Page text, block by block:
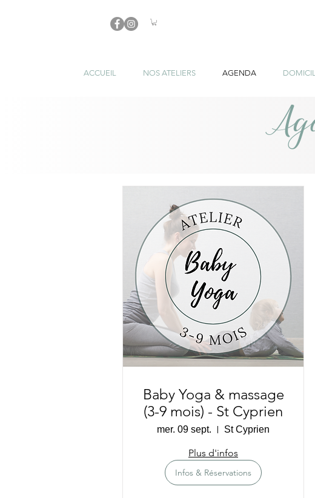
ACCUEIL NOS ATELIERS AGENDA
Baby Yoga & massage
(3-9 mois) - St Cyprien
mer. 09 sept. St Cyprien
Plus d'infos
Infos & Réservations